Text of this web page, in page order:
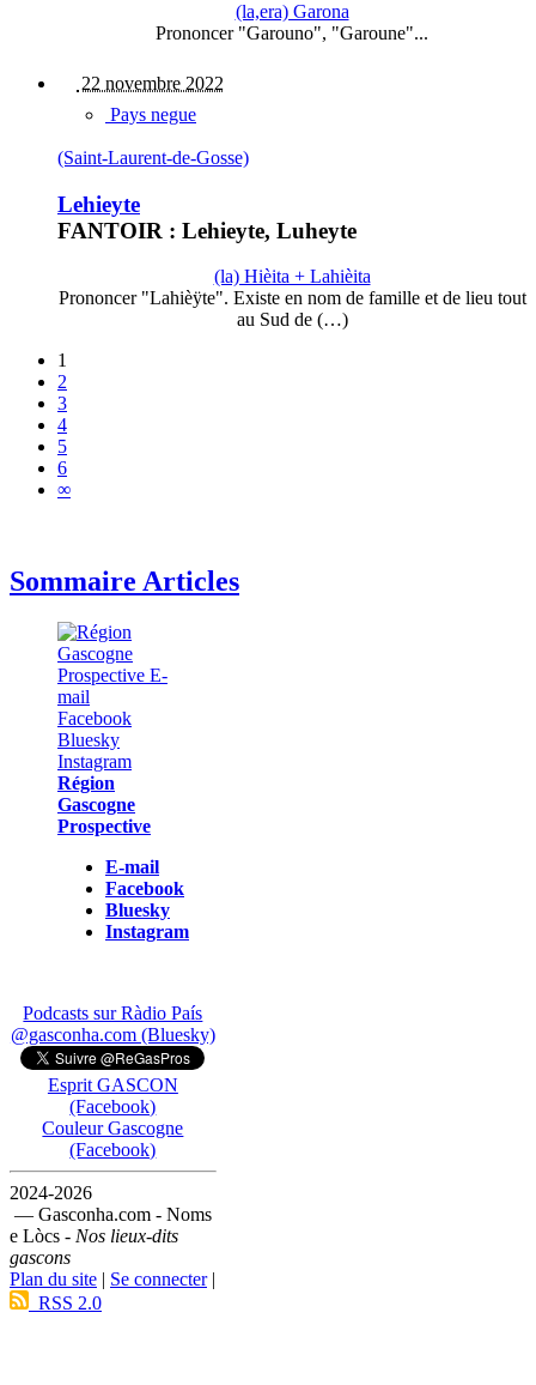
(la,era) Garona
Prononcer "Garouno", "Garoune"...
22 novembre 2022
Pays negue
(Saint-Laurent-de-Gosse)
Lehieyte
FANTOIR : Lehieyte, Luheyte
(la) Hièita + Lahièita
Prononcer "Lahièÿte". Existe en nom de famille et de lieu tout
au Sud de (…)
1
2
3
4
5
6
∞
Sommaire Articles
Région
Gascogne
Prospective
E-mail
Facebook
Bluesky
Instagram
Podcasts sur Ràdio País
@gasconha.com (Bluesky)
Esprit GASCON
(Facebook)
Couleur Gascogne
(Facebook)
2024-2026
— Gasconha.com - Noms
e Lòcs - Nos lieux-dits
gascons
Plan du site | Se connecter|
RSS 2.0